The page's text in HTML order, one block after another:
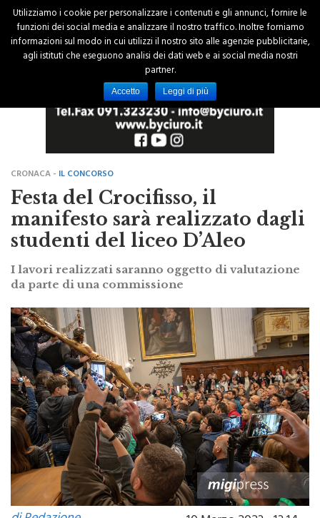
CRONACA -IL CONCORSO
Festa del Crocifisso, il
manifesto sarà realizzato dagli
studenti del liceo D’Aleo
I lavori realizzati saranno oggetto di valutazione
da parte di una commissione
di Redazione
10 Marzo 2023 - 13:14
Utilizziamo i cookie per personalizzare i contenuti e gli annunci, fornire le
funzioni dei social media e analizzare il nostro traffico. Inoltre forniamo
informazioni sul modo in cui utilizzi il nostro sito alle agenzie pubblicitarie,
agli istituti che eseguono analisi dei dati web e ai social media nostri
partner.
Accetto Leggi di più